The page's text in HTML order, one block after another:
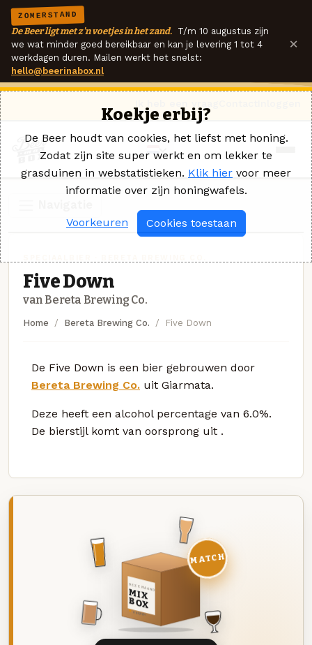
ZOMERSTAND
De Beer ligt met z'n voetjes in het zand. T/m 10 augustus zijn
we wat minder goed bereikbaar en kan je levering 1 tot 4
werkdagen duren. Mailen werkt het snelst:
hello@beerinabox.nl
×
Five Down
van Bereta Brewing Co.
Home Bereta Brewing Co. Five Down
De Five Down is een bier gebrouwen door
Bereta Brewing Co. uit Giarmata.
Deze heeft een alcohol percentage van 6.0%.
De bierstijl komt van oorsprong uit .
DEZE MAAND
MIX
BOX
8 BIEREN
MATCH
Koekje erbij?
De Beer houdt van cookies, het liefst met honing.
Zodat zijn site super werkt en om lekker te
grasduinen in webstatistieken. Klik hier voor meer
informatie over zijn honingwafels.
Voorkeuren Cookies toestaan